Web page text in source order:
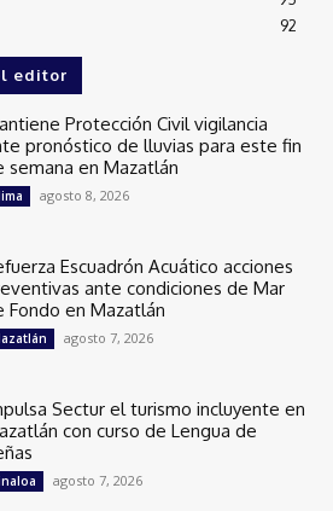
92
editor
Protección Civil vigilancia
pronóstico de lluvias para este fin
semana en Mazatlán
agosto 8, 2026
Escuadrón Acuático acciones
ante condiciones de Mar
Fondo en Mazatlán
agosto 7, 2026
Sectur el turismo incluyente en
con curso de Lengua de
agosto 7, 2026